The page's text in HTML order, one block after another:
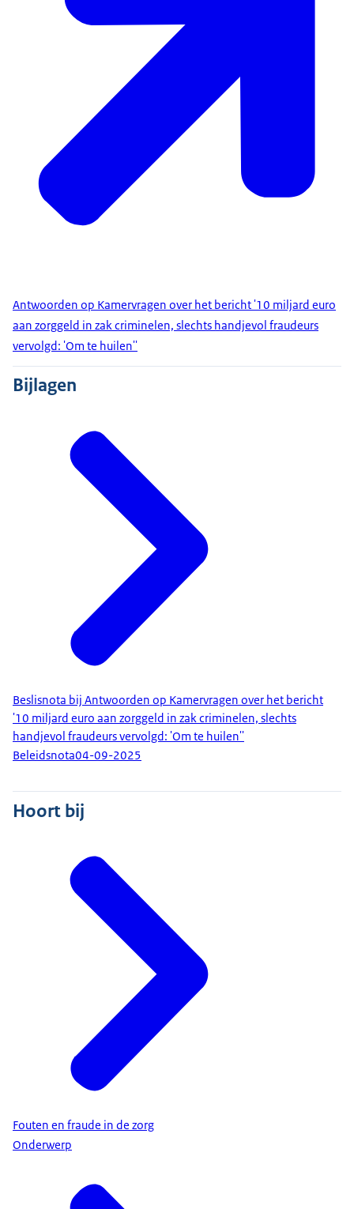
Antwoorden op Kamervragen over het bericht '10 miljard euro
aan zorggeld in zak criminelen, slechts handjevol fraudeurs
vervolgd: 'Om te huilen''
Bijlagen
Beslisnota bij Antwoorden op Kamervragen over het bericht
'10 miljard euro aan zorggeld in zak criminelen, slechts
handjevol fraudeurs vervolgd: 'Om te huilen''
Beleidsnota04-09-2025
Hoort bij
Fouten en fraude in de zorg
Onderwerp